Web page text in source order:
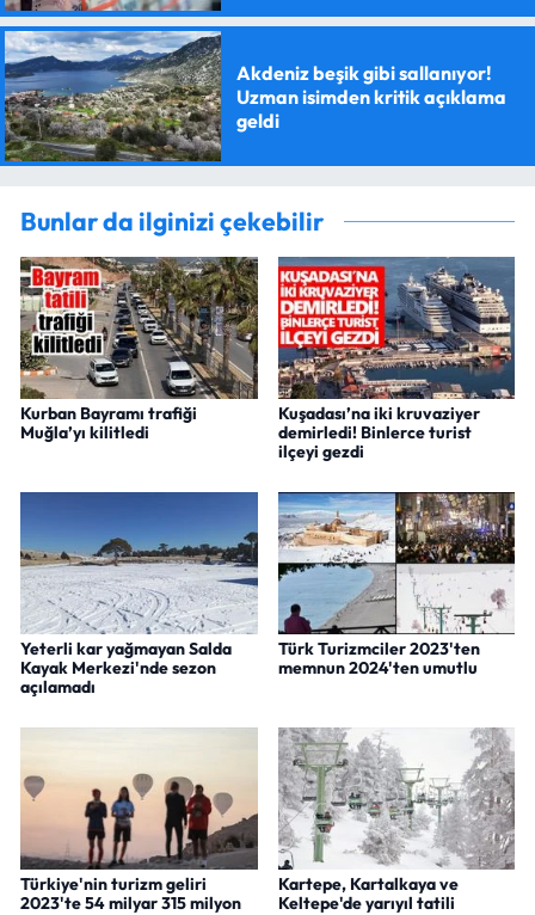
Akdeniz beşik gibi sallanıyor!
Uzman isimden kritik açıklama
geldi
Bunlar da ilginizi çekebilir
Kurban Bayramı trafiği
Muğla’yı kilitledi
Kuşadası’na iki kruvaziyer
demirledi! Binlerce turist
ilçeyi gezdi
Yeterli kar yağmayan Salda
Kayak Merkezi'nde sezon
açılamadı
Türk Turizmciler 2023'ten
memnun 2024'ten umutlu
Türkiye'nin turizm geliri
2023'te 54 milyar 315 milyon
Kartepe, Kartalkaya ve
Keltepe'de yarıyıl tatili